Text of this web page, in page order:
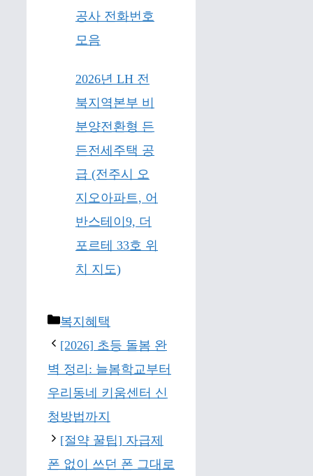
공사 전화번호
모음
2026년 LH 전
북지역본부 비
분양전환형 든
든전세주택 공
급 (전주시 오
지오아파트, 어
반스테이9, 더
포르테 33호 위
치 지도)
Categories
복지혜택
[2026] 초등 돌봄 완
벽 정리: 늘봄학교부터
우리동네 키움센터 신
청방법까지
[절약 꿀팁] 자급제
폰 없이 쓰던 폰 그대로